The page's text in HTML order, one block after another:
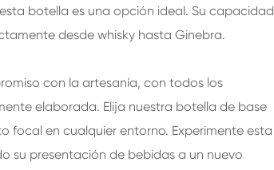
botella es una opción ideal. Su capacidad
desde whisky hasta Ginebra.
con la artesanía, con todos los
elaborada. Elija nuestra botella de base
focal en cualquier entorno. Experimente esta
su presentación de bebidas a un nuevo